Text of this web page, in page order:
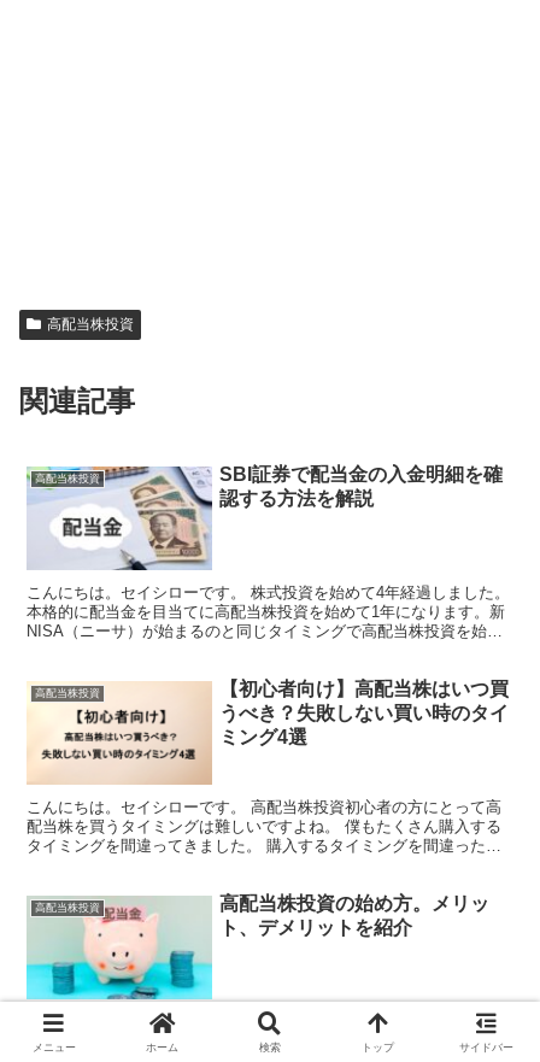
高配当株投資
関連記事
高配当株投資
SBI証券で配当金の入金明細を確
認する方法を解説
こんにちは。セイシローです。 株式投資を始めて4年経過しました。
本格的に配当金を目当てに高配当株投資を始めて1年になります。新
NISA（ニーサ）が始まるのと同じタイミングで高配当株投資を始め
高配当株投資
【初心者向け】高配当株はいつ買
うべき？失敗しない買い時のタイ
ミング4選
こんにちは。セイシローです。 高配当株投資初心者の方にとって高
配当株を買うタイミングは難しいですよね。 僕もたくさん購入する
タイミングを間違ってきました。 購入するタイミングを間違った銘
高配当株投資
高配当株投資の始め方。メリッ
ト、デメリットを紹介
こんにちは。セイシローです。 僕がメインで取り組んでいる高配当
株投資の始め方、メリット、デメリットなどを紹介します。 高配当
メニュー ホーム 検索 トップ サイドバー